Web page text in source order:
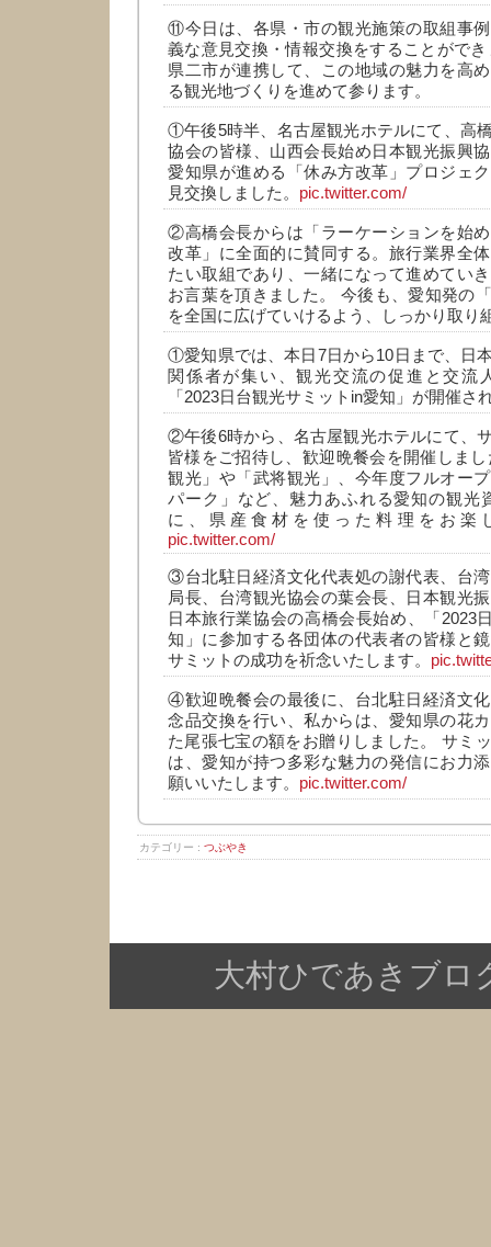
⑪今日は、各県・市の観光施策の取組事
義な意見交換・情報交換をすることがで
県二市が連携して、この地域の魅力を高
る観光地づくりを進めて参ります。
①午後5時半、名古屋観光ホテルにて、高
協会の皆様、山西会長始め日本観光振興
愛知県が進める「休み方改革」プロジェ
見交換しました。 pic.twitter.com/
②高橋会長からは「ラーケーションを始
改革」に全面的に賛同する。旅行業界全
たい取組であり、一緒になって進めてい
お言葉を頂きました。 今後も、愛知発の
を全国に広げていけるよう、しっかり取り
①愛知県では、本日7日から10日まで、日
関係者が集い、観光交流の促進と交流
「2023日台観光サミットin愛知」が開催さ
②午後6時から、名古屋観光ホテルにて、
皆様をご招待し、歓迎晩餐会を開催しま
観光」や「武将観光」、今年度フルオー
パーク」など、魅力あふれる愛知の観光
に、県産食材を使った料理をお楽
pic.twitter.com/
③台北駐日経済文化代表処の謝代表、台
局長、台湾観光協会の葉会長、日本観光
日本旅行業協会の高橋会長始め、「2023
知」に参加する各団体の代表者の皆様と
サミットの成功を祈念いたします。
④歓迎晩餐会の最後に、台北駐日経済文
念品交換を行い、私からは、愛知県の花
た尾張七宝の額をお贈りしました。 サミ
は、愛知が持つ多彩な魅力の発信にお力
願いいたします。 pic.twitter.com/
カテゴリー : つぶやき
大村ひであきブロ